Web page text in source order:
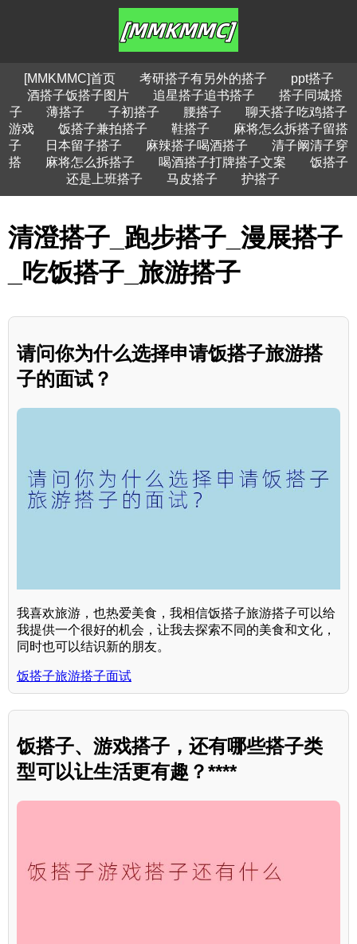
[MMKMMC]首页 考研搭子有另外的搭子
ppt搭子
酒搭子饭搭子图片
追星搭子追书搭子
搭子同城搭
子
薄搭子 子初搭子 腰搭子
聊天搭子吃鸡搭子
游戏
饭搭子兼拍搭子 鞋搭子
麻将怎么拆搭子留搭
子
日本留子搭子 麻辣搭子喝酒搭子
清子阚清子穿
搭
麻将怎么拆搭子 喝酒搭子打牌搭子文案
饭搭子
还是上班搭子
马皮搭子 护搭子
清澄搭子_跑步搭子_漫展搭子
_吃饭搭子_旅游搭子
请问你为什么选择申请饭搭子旅游搭
子的面试？
我喜欢旅游，也热爱美食，我相信饭搭子旅游搭子可以给
我提供一个很好的机会，让我去探索不同的美食和文化，
同时也可以结识新的朋友。
饭搭子旅游搭子面试
饭搭子、游戏搭子，还有哪些搭子类
型可以让生活更有趣？****